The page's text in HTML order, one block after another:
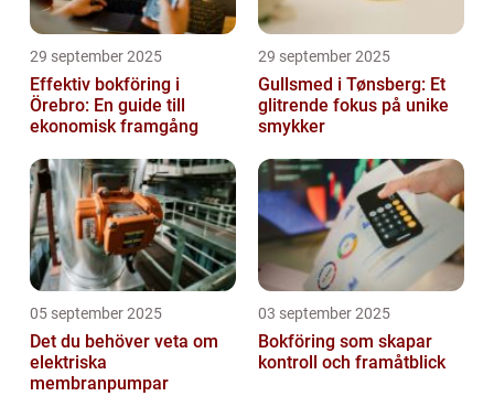
29 september 2025
Effektiv bokföring i
Örebro: En guide till
ekonomisk framgång
29 september 2025
Gullsmed i Tønsberg: Et
glitrende fokus på unike
smykker
05 september 2025
Det du behöver veta om
elektriska
membranpumpar
03 september 2025
Bokföring som skapar
kontroll och framåtblick